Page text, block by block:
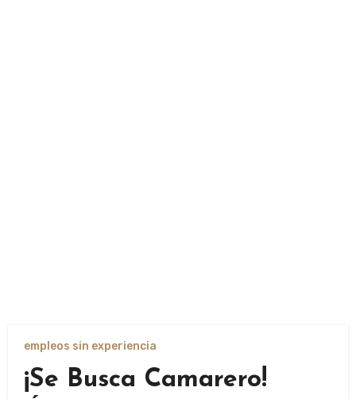
empleos sin experiencia
¡Se Busca Camarero!